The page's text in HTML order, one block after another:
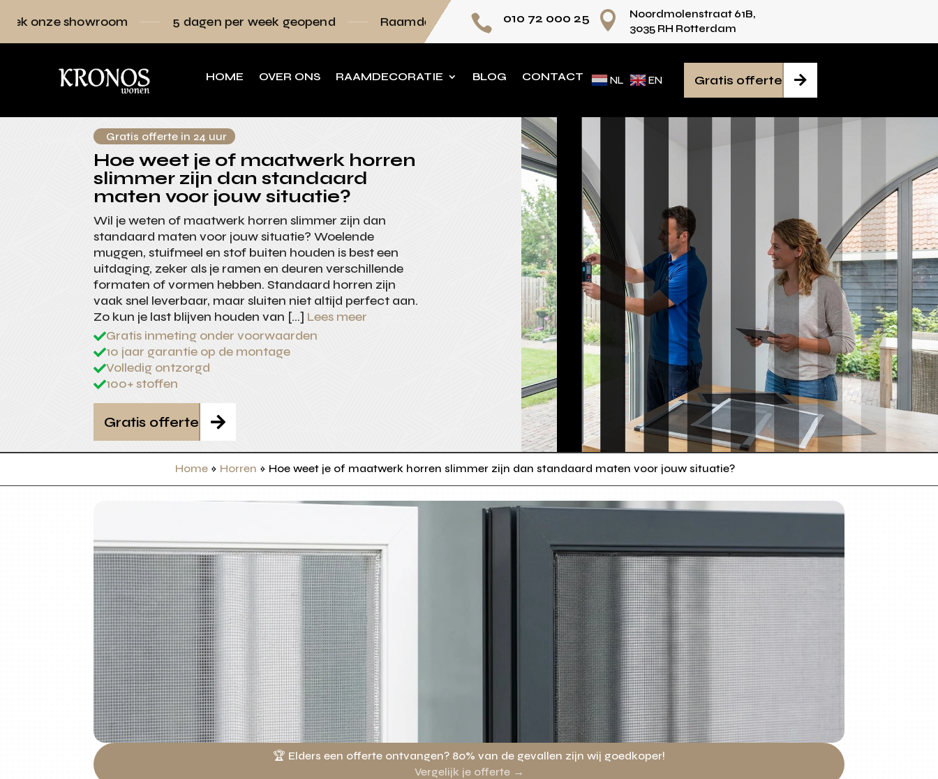
5 dagen per week geopend Raamdecoratie volledig op maat Persoonlijk advies voor iedere ruimte
 010 72 000 25 
Noordmolenstraat 61B,
3035 RH Rotterdam
HOME OVER ONS RAAMDECORATIE BLOG CONTACT NL EN 
Gratis offerte
Gratis offerte in 24 uur
Hoe weet je of maatwerk horren
slimmer zijn dan standaard
maten voor jouw situatie?
Wil je weten of maatwerk horren slimmer zijn dan
standaard maten voor jouw situatie? Woelende
muggen, stuifmeel en stof buiten houden is best een
uitdaging, zeker als je ramen en deuren verschillende
formaten of vormen hebben. Standaard horren zijn
vaak snel leverbaar, maar sluiten niet altijd perfect aan.
Zo kun je last blijven houden van […] Lees meer
Gratis inmeting onder voorwaarden
10 jaar garantie op de montage
Volledig ontzorgd
100+ stoffen

Gratis offerte
Home » Horren » Hoe weet je of maatwerk horren slimmer zijn dan standaard maten voor jouw situatie?
🏆 Elders een offerte ontvangen? 80% van de gevallen zijn wij goedkoper!
Vergelijk je offerte →